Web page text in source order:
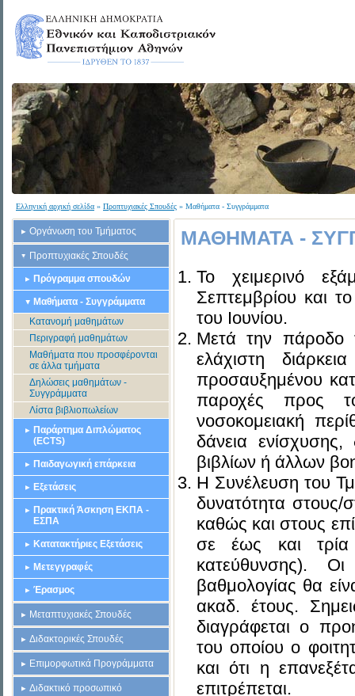
Ελληνική αρχική σελίδα » Προπτυχιακές Σπουδές » Μαθήματα - Συγγράμματα
Οργάνωση του Τμήματος
Προπτυχιακές Σπουδές
Πρόγραμμα σπουδών
Μαθήματα - Συγγράμματα
Κατανομή μαθημάτων
Περιγραφή μαθημάτων
Μαθήματα που προσφέρονται
σε άλλα τμήματα
Δηλώσεις μαθημάτων -
Συγγράμματα
Λίστα βιβλιοπωλείων
Παράρτημα Διπλώματος
(ECTS)
Παιδαγωγική επάρκεια
Εξετάσεις
Πρακτική Άσκηση ΕΚΠΑ -
ΕΣΠΑ
Κατατακτήριες Εξετάσεις
Μετεγγραφές
Έρασμος
Μεταπτυχιακές Σπουδές
Διδακτορικές Σπουδές
Επιμορφωτικά Προγράμματα
Διδακτικό προσωπικό
ΜΑΘΗΜΑΤΑ -
Το χειμερινό
Σεπτεμβρίου και
του Ιουνίου.
Μετά την πάροδο
ελάχιστη
προσαυξημένου
παροχές προς
νοσοκομειακή
δάνεια
βιβλίων ή άλλων
Η Συνέλευση του
δυνατότητα στους/
καθώς και στους επί
σεέως και τρία
κατεύθυνσης). Οι
βαθμολογίας θα
ακαδ. έτους. Σ
διαγράφεται ο π
του οποίου ο
και ότι η επ
επιτρέπεται.